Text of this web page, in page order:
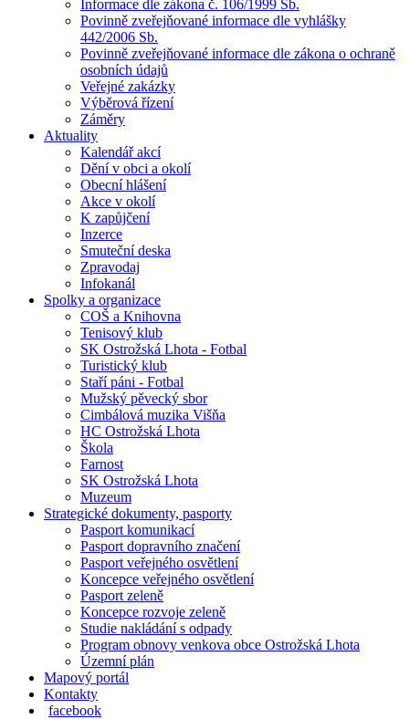
Informace dle zákona č. 106/1999 Sb.
Povinně zveřejňované informace dle vyhlášky
442/2006 Sb.
Povinně zveřejňované informace dle zákona o ochraně
osobních údajů
Veřejné zakázky
Výběrová řízení
Záměry
Aktuality
Kalendář akcí
Dění v obci a okolí
Obecní hlášení
Akce v okolí
K zapůjčení
Inzerce
Smuteční deska
Zpravodaj
Infokanál
Spolky a organizace
COŠ a Knihovna
Tenisový klub
SK Ostrožská Lhota - Fotbal
Turistický klub
Staří páni - Fotbal
Mužský pěvecký sbor
Cimbálová muzika Višňa
HC Ostrožská Lhota
Škola
Farnost
SK Ostrožská Lhota
Muzeum
Strategické dokumenty, pasporty
Pasport komunikací
Pasport dopravního značení
Pasport veřejného osvětlení
Koncepce veřejného osvětlení
Pasport zeleně
Koncepce rozvoje zeleně
Studie nakládání s odpady
Program obnovy venkova obce Ostrožská Lhota
Územní plán
Mapový portál
Kontakty
facebook